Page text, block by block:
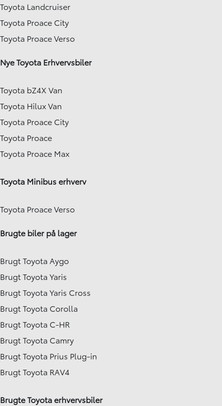
Toyota Landcruiser
Toyota Proace City
Toyota Proace Verso
Nye Toyota Erhvervsbiler
Toyota bZ4X Van
Toyota Hilux Van
Toyota Proace City
Toyota Proace
Toyota Proace Max
Toyota Minibus erhverv
Toyota Proace Verso
Brugte biler på lager
Brugt Toyota Aygo
Brugt Toyota Yaris
Brugt Toyota Yaris Cross
Brugt Toyota Corolla
Brugt Toyota C-HR
Brugt Toyota Camry
Brugt Toyota Prius Plug-in
Brugt Toyota RAV4
Brugte Toyota erhvervsbiler